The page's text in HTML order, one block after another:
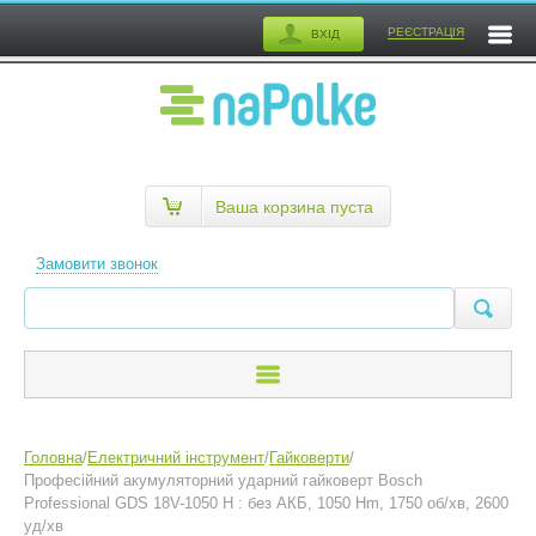
ВХІД РЕЄСТРАЦІЯ
Замовити звонок
Ваша корзина пуста
Головна/Електричний інструмент/Гайковерти/
Професійний акумуляторний ударний гайковерт Bosch
Professional GDS 18V-1050 H : без АКБ, 1050 Hm, 1750 об/хв, 2600
уд/хв